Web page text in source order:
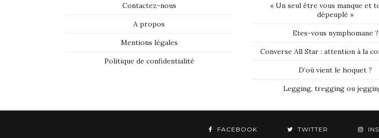
Contactez-nous
A propos
Mentions légales
Politique de confidentialité
« Un seul être vous manque et
dépeuplé »
Etes-vous nymphomane ?
Converse All Star : attention à la
D’où vient le hoquet ?
Legging, tregging ou
FACEBOOK TWITTER